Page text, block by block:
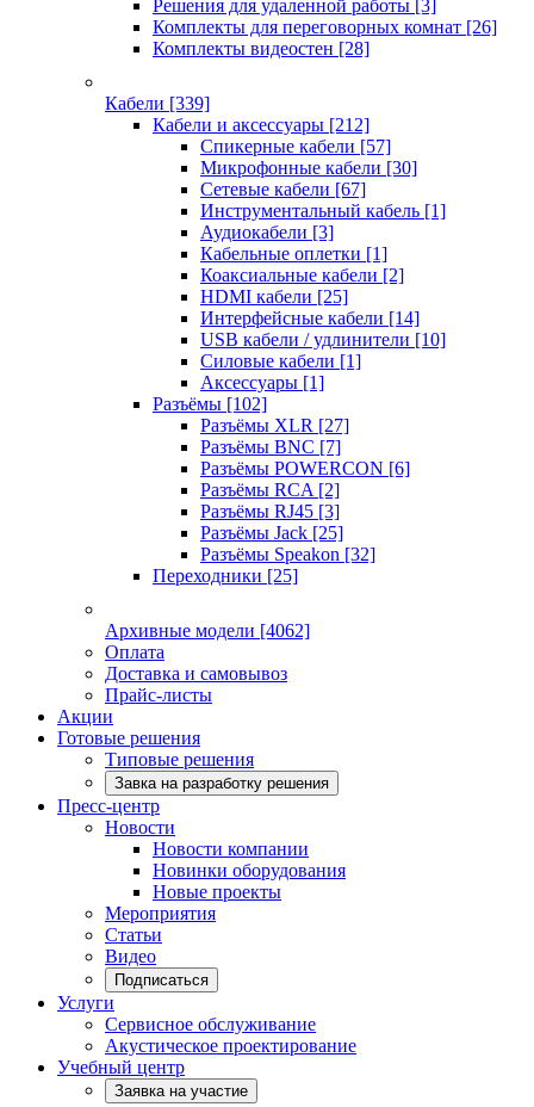
Решения для удаленной работы [3]
Комплекты для переговорных комнат [26]
Комплекты видеостен [28]
Кабели [339]
Кабели и аксессуары [212]
Спикерные кабели [57]
Микрофонные кабели [30]
Сетевые кабели [67]
Инструментальный кабель [1]
Аудиокабели [3]
Кабельные оплетки [1]
Коаксиальные кабели [2]
HDMI кабели [25]
Интерфейсные кабели [14]
USB кабели / удлинители [10]
Силовые кабели [1]
Аксессуары [1]
Разъёмы [102]
Разъёмы XLR [27]
Разъёмы BNC [7]
Разъёмы POWERCON [6]
Разъёмы RCA [2]
Разъёмы RJ45 [3]
Разъёмы Jack [25]
Разъёмы Speakon [32]
Переходники [25]
Архивные модели [4062]
Оплата
Доставка и самовывоз
Прайс-листы
Акции
Готовые решения
Типовые решения
Завка на разработку решения
Пресс-центр
Новости
Новости компании
Новинки оборудования
Новые проекты
Мероприятия
Статьи
Видео
Подписаться
Услуги
Сервисное обслуживание
Акустическое проектирование
Учебный центр
Заявка на участие